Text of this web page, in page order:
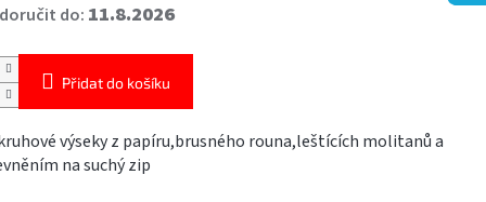
do: 11.8.2026
Přidat do košíku
výseky z papíru,brusného rouna,leštících molitanů a
na suchý zip